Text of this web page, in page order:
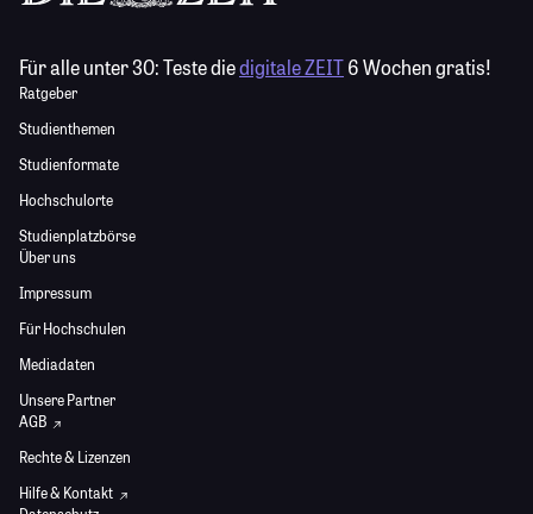
Für alle unter 30:Teste diedigitale ZEIT6 Wochen gratis!
Ratgeber
Studienthemen
Studienformate
Hochschulorte
Studienplatzbörse
Über uns
Impressum
Für Hochschulen
Mediadaten
Unsere Partner
AGB
Rechte & Lizenzen
Hilfe & Kontakt